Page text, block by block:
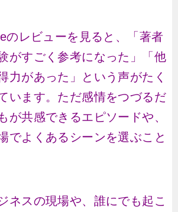
のレビューを見ると、「著者
がすごく参考になった」「他
力があった」という声がたく
います。ただ感情をつづるだ
が共感できるエピソードや、
でよくあるシーンを選ぶこと
ネスの現場や、誰にでも起こ